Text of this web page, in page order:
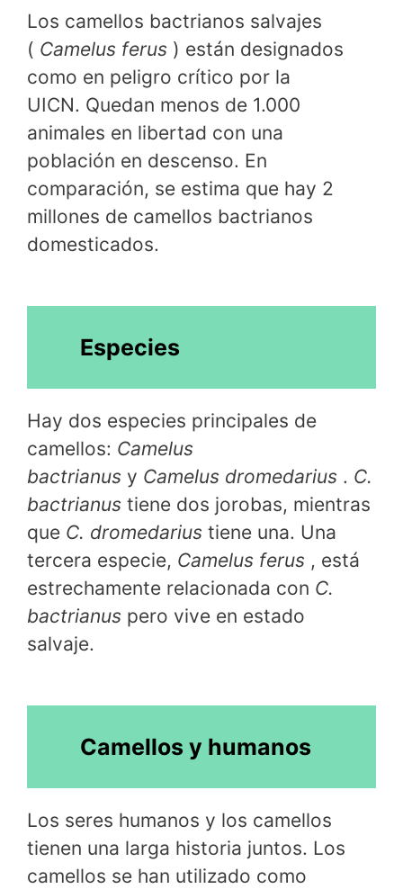
Los camellos bactrianos salvajes
( Camelus ferus ) están designados
como en peligro crítico por la
UICN. Quedan menos de 1.000
animales en libertad con una
población en descenso. En
comparación, se estima que hay 2
millones de camellos bactrianos
domesticados.
Especies
Hay dos especies principales de
camellos: Camelus
bactrianus y Camelus dromedarius . C.
bactrianus tiene dos jorobas, mientras
que C. dromedarius tiene una. Una
tercera especie, Camelus ferus , está
estrechamente relacionada con C.
bactrianus pero vive en estado
salvaje.
Camellos y humanos
Los seres humanos y los camellos
tienen una larga historia juntos. Los
camellos se han utilizado como